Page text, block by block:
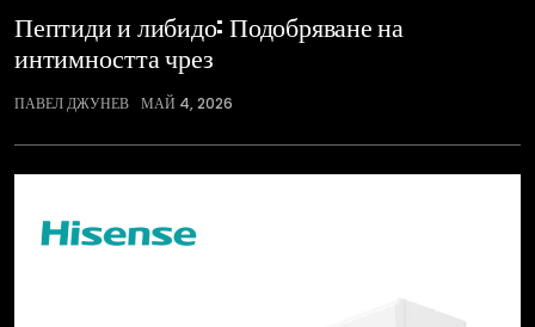
Пептиди и либидо: Подобряване на
интимността чрез
ПАВЕЛ ДЖУНЕВ МАЙ 4, 2026